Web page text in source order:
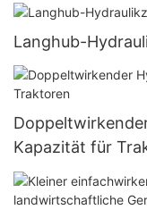
Langhub-
Kapazität für